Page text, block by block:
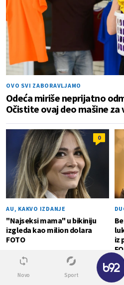
OVO SVI ZABORAVLJAMO
Odeća miriše neprijatno
Očistite ovaj deo mašine za
0
AU, KAKVO IZDANJE
"Najseksi mama" u bikiniju
izgleda kao milion dolara
FOTO
iz
ODAVNO NIJE
Novo Sport
✕